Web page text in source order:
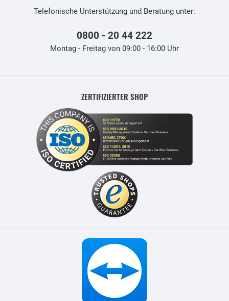
Telefonische Unterstützung und Beratung unter:
0800 - 20 44 222
Montag - Freitag von 09:00 - 16:00 Uhr
ZERTIFIZIERTER SHOP